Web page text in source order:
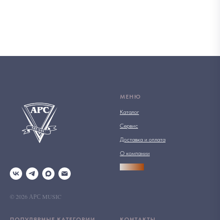
© 2026 АРС MUSIC
МЕНЮ
Каталог
Сервис
Доставка и оплата
О компании